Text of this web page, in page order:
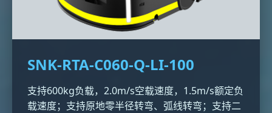
SNK-RTA-C060-Q-LI-100
支持600kg负载，2.0m/s空载速度，1.5m/s额定负
载速度；支持原地零半径转弯、弧线转弯；支持二